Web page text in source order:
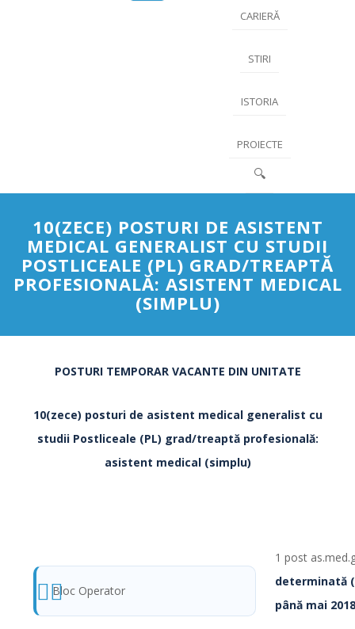
CARIERĂ
STIRI
ISTORIA
PROIECTE
🔍
10(ZECE) POSTURI DE ASISTENT
MEDICAL GENERALIST CU STUDII
POSTLICEALE (PL) GRAD/TREAPTĂ
PROFESIONALĂ: ASISTENT MEDICAL
(SIMPLU)
POSTURI TEMPORAR VACANTE DIN UNITATE
10(zece) posturi de asistent medical generalist cu
studii Postliceale (PL) grad/treaptă profesională:
asistent medical (simplu)
Bloc Operator
1 post
determinată
până mai